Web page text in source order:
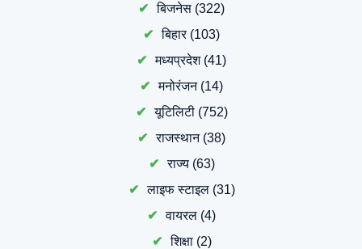
बिजनेस (322)
बिहार(103)
मध्यप्रदेश(41)
मनोरंजन(14)
यूटिलिटी(752)
राजस्थान(38)
राज्य(63)
लाइफ स्टाइल(31)
वायरल (4)
शिक्षा(2)